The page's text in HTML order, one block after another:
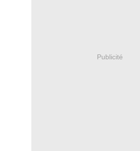
Publicité